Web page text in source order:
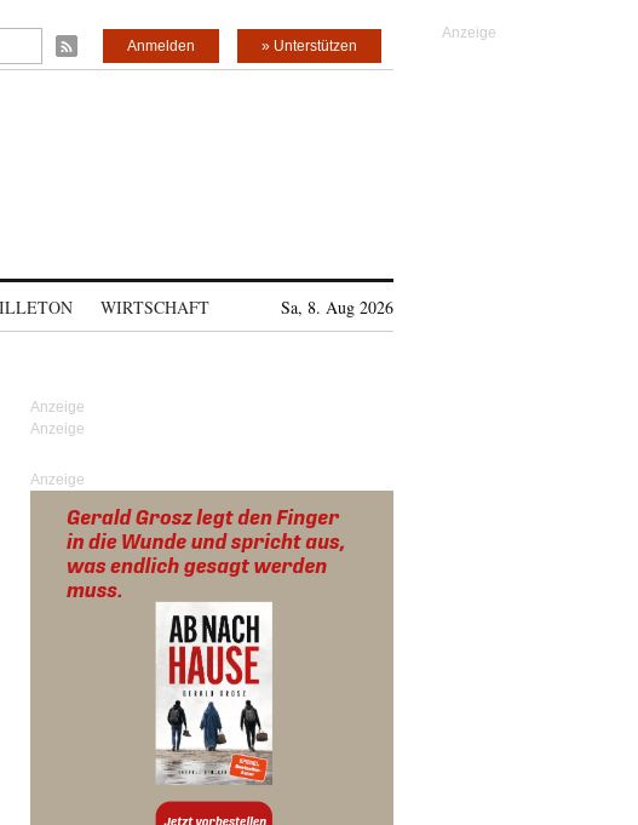
» Unterstützen
Anmelden
WIRTSCHAFT Sa, 8. Aug 2026
Anzeige